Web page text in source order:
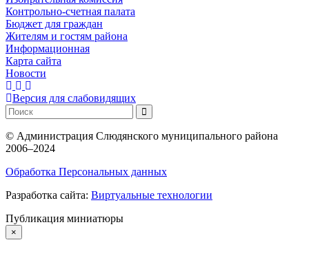
Контрольно-счетная палата
Бюджет для граждан
Жителям и гостям района
Информационная
Карта сайта
Новости
Версия для слабовидящих
© Администрация Слюдянского муниципального района
2006–2024
Обработка Персональных данных
Разработка сайта: Виртуальные технологии
Публикация миниатюры
×